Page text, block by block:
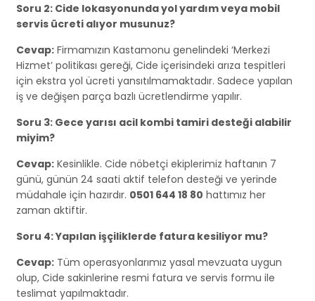
Soru 2: Cide lokasyonunda yol yardım veya mobil
servis ücreti alıyor musunuz?
Cevap: Firmamızın Kastamonu genelindeki ‘Merkezi
Hizmet’ politikası gereği, Cide içerisindeki arıza tespitleri
için ekstra yol ücreti yansıtılmamaktadır. Sadece yapılan
iş ve değişen parça bazlı ücretlendirme yapılır.
Soru 3: Gece yarısı acil kombi tamiri desteği alabilir
miyim?
Cevap: Kesinlikle. Cide nöbetçi ekiplerimiz haftanın 7
günü, günün 24 saati aktif telefon desteği ve yerinde
müdahale için hazırdır. 0501 644 18 80 hattımız her
zaman aktiftir.
Soru 4: Yapılan işçiliklerde fatura kesiliyor mu?
Cevap: Tüm operasyonlarımız yasal mevzuata uygun
olup, Cide sakinlerine resmi fatura ve servis formu ile
teslimat yapılmaktadır.